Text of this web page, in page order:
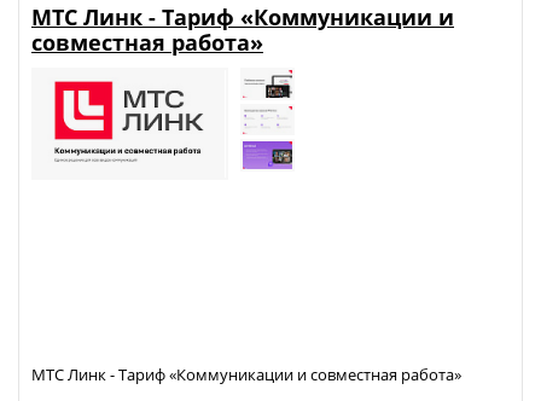
МТС Линк - Тариф «Коммуникации и
совместная работа»
МТС Линк - Тариф «Коммуникации и совместная работа»